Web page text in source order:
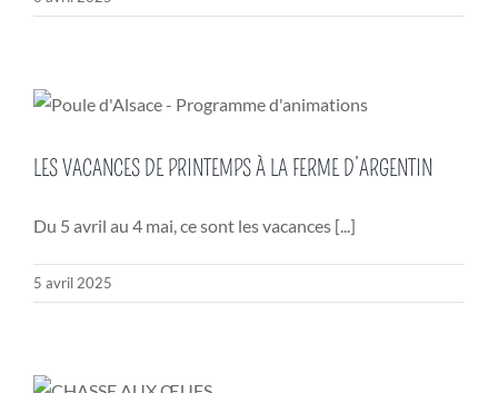
LES VACANCES DE PRINTEMPS À LA FERME D’ARGENTIN
Du 5 avril au 4 mai, ce sont les vacances [...]
5 avril 2025